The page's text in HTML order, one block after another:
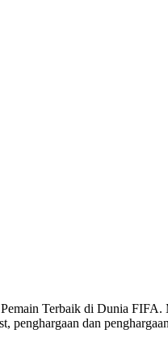
Terbaik di Dunia FIFA.
dan